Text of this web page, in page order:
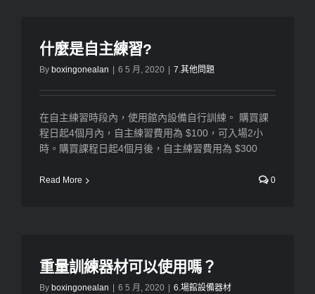
什麼是自主練習?
By boxingonealan 6 5 月, 2020 7.其他問題
在自主練習時段內，使用館內設備自行訓練。 購買課
程日起4個月內，自主練習費用為 $100，可入場2小
時。購買課程日起4個月後，自主練習費用為 $300
Read More 0
重量訓練器材可以使用嗎？
By boxingonealan 6 5 月, 2020 6.場館設備器材